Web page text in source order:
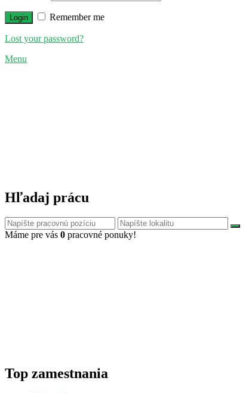
Remember me
Lost your password?
Menu
Hľadaj prácu
Máme pre vás 0 pracovné ponuky!
Top zamestnania